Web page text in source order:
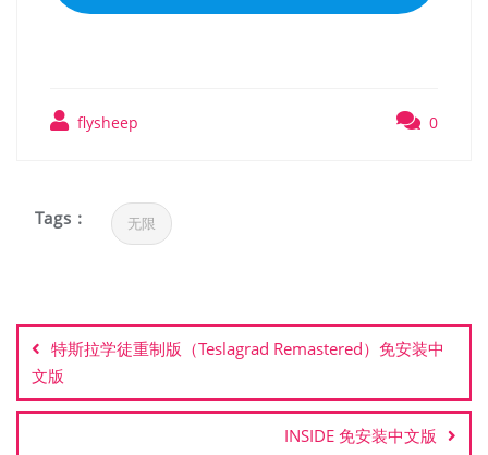
flysheep 0
Tags : 无限
章
导
航
特斯拉学徒重制版（Teslagrad Remastered）免安装中
文版
INSIDE 免安装中文版